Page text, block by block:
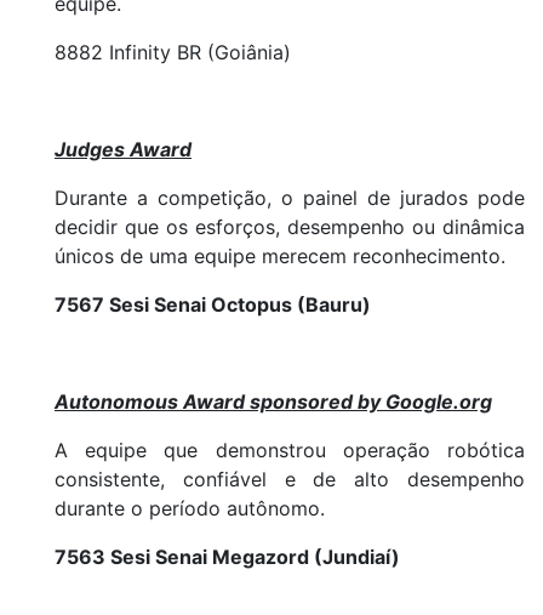
8882 Infinity BR (Goiânia)
Judges Award
Durante a competição, o painel de jurados pode
decidir que os esforços, desempenho ou dinâmica
únicos de uma equipe merecem reconhecimento.
7567 Sesi Senai Octopus (Bauru)
Autonomous Award sponsored by Google.org
A equipe que demonstrou operação robótica
consistente, confiável e de alto desempenho
durante o período autônomo.
7563 Sesi Senai Megazord (Jundiaí)